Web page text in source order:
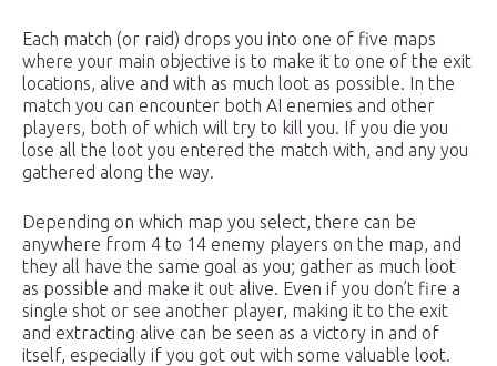
Each match (or raid) drops you into one of five maps
where your main objective is to make it to one of the exit
locations, alive and with as much loot as possible. In the
match you can encounter both AI enemies and other
players, both of which will try to kill you. If you die you
lose all the loot you entered the match with, and any you
gathered along the way.
Depending on which map you select, there can be
anywhere from 4 to 14 enemy players on the map, and
they all have the same goal as you; gather as much loot
as possible and make it out alive. Even if you don’t fire a
single shot or see another player, making it to the exit
and extracting alive can be seen as a victory in and of
itself, especially if you got out with some valuable loot.